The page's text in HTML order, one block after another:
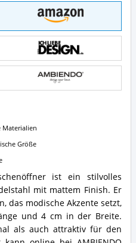
ist ein stilvolles
mit mattem Finish. Er
das modische Akzente setzt,
und 4 cm in der Breite.
als auch attraktiv für den
Materialien
Größe